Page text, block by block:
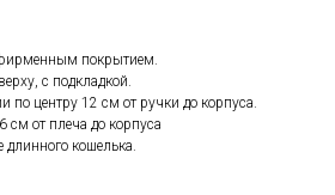
покрытием.
с подкладкой.
по центру 12 см от ручки до корпуса.
от плеча до корпуса
кошелька.